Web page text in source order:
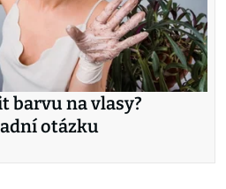
barvu na vlasy?
otázku